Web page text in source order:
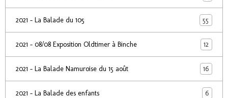
2021 - La Balade du 105 55
2021 - 08/08 Exposition Oldtimer à Binche 12
2021 - La Balade Namuroise du 15 août 16
2021 - La Balade des enfants 6